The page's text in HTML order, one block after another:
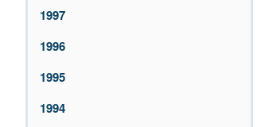
1997
1996
1995
1994